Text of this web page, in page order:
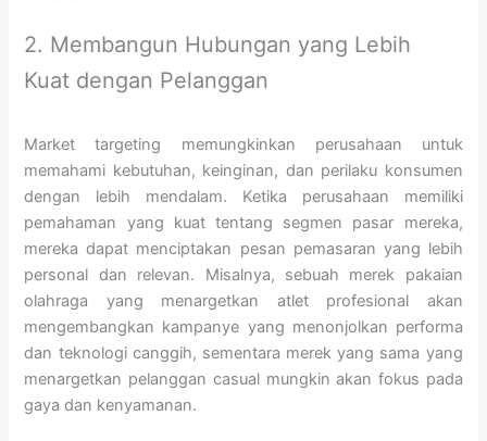
2. Membangun Hubungan yang Lebih
Kuat dengan Pelanggan
Market targeting memungkinkan perusahaan untuk
memahami kebutuhan, keinginan, dan perilaku konsumen
dengan lebih mendalam. Ketika perusahaan memiliki
pemahaman yang kuat tentang segmen pasar mereka,
mereka dapat menciptakan pesan pemasaran yang lebih
personal dan relevan. Misalnya, sebuah merek pakaian
olahraga yang menargetkan atlet profesional akan
mengembangkan kampanye yang menonjolkan performa
dan teknologi canggih, sementara merek yang sama yang
menargetkan pelanggan casual mungkin akan fokus pada
gaya dan kenyamanan.